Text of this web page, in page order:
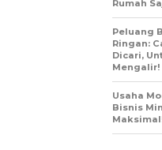
Rumah
Peluang
Ringan:
Dicari,
Mengalir!
Usaha
Bisnis